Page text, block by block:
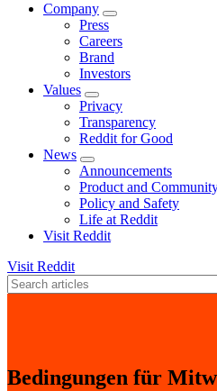
Company
Press
Careers
Brand
Investors
Values
Privacy
Transparency
Reddit for Good
News
Announcements
Product and
Policy and Safety
Life at Reddit
Visit Reddit
Visit Reddit
Dies ist ein Suchfeld mit einer
Bedingungen für